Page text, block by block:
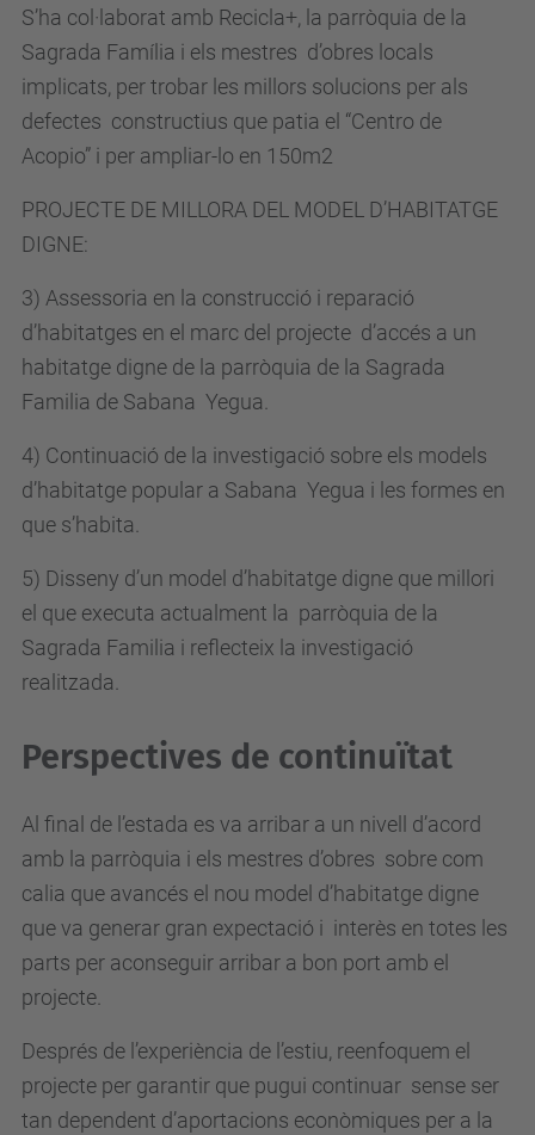
S’ha col·laborat amb Recicla+, la parròquia de la
Sagrada Família i els mestres d’obres locals
implicats, per trobar les millors solucions per als
defectes constructius que patia el “Centro de
Acopio” i per ampliar-lo en 150m2
PROJECTE DE MILLORA DEL MODEL D’HABITATGE
DIGNE:
3) Assessoria en la construcció i reparació
d’habitatges en el marc del projecte d’accés a un
habitatge digne de la parròquia de la Sagrada
Familia de Sabana Yegua.
4) Continuació de la investigació sobre els models
d’habitatge popular a Sabana Yegua i les formes en
que s’habita.
5) Disseny d’un model d’habitatge digne que millori
el que executa actualment la parròquia de la
Sagrada Familia i reflecteix la investigació
realitzada.
Perspectives de continuïtat
Al final de l’estada es va arribar a un nivell d’acord
amb la parròquia i els mestres d’obres sobre com
calia que avancés el nou model d’habitatge digne
que va generar gran expectació i interès en totes les
parts per aconseguir arribar a bon port amb el
projecte.
Després de l’experiència de l’estiu, reenfoquem el
projecte per garantir que pugui continuar sense ser
tan dependent d’aportacions econòmiques per a la